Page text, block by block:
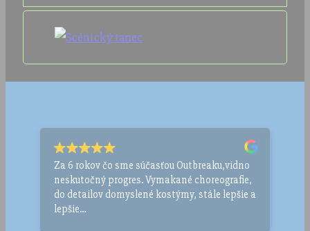
Za 6 rokov čo sme súčasťou Outbreaku,vidno
neskutočný progres. Vymakané choreografie,
do detailov domyslené kostýmy, stále lepšie a
lepšie